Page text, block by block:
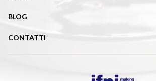
BLOG
CONTATTI